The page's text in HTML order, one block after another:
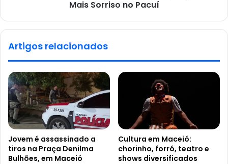
Mais Sorriso no Pacuí
Artigos relacionados
Jovem é assassinado a
tiros na Praça Denilma
Bulhões, em Maceió
Cultura em Maceió:
chorinho, forró, teatro e
shows diversificados